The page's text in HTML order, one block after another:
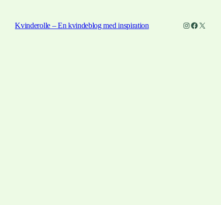
Kvinderolle – En kvindeblog med inspiration Instagram
X